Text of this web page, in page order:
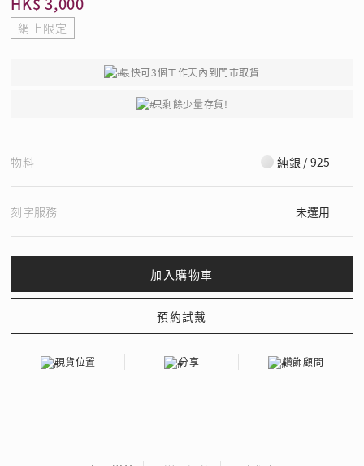
網上限定
最快可3個工作天內到門市取貨
只剩餘少量存貨!
物料 純銀 / 925
刻字服務 未選用
現貨位置 分享 鑽飾顧問